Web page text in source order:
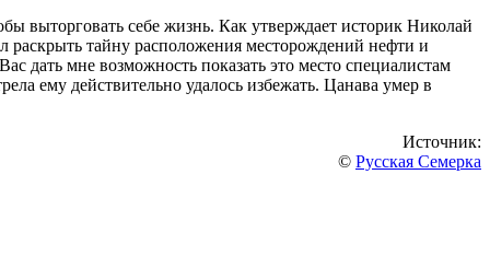
выторговать себе жизнь. Как утверждает историк Николай
раскрыть тайну расположения месторождений нефти и
дать мне возможность показать это место специалистам
ему действительно удалось избежать. Цанава умер в
Источник:
© Русская Семерка